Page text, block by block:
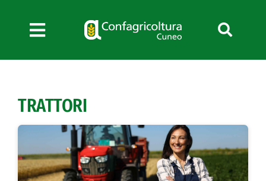
contenuto
Toggle
Navigation
News
Bandi
Formazione
Convenzioni
TRATTORI